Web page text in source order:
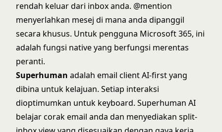
rendah keluar dari inbox anda. @mention
menyerlahkan mesej di mana anda dipanggil
secara khusus. Untuk pengguna Microsoft 365, ini
adalah fungsi native yang berfungsi merentas
peranti.
Superhuman adalah email client AI-first yang
dibina untuk kelajuan. Setiap interaksi
dioptimumkan untuk keyboard. Superhuman AI
belajar corak email anda dan menyediakan split-